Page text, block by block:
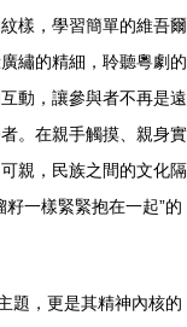
樣，學習簡單的維吾爾
繡的精細，聆聽粵劇的
動，讓參與者不再是遠
。在親手觸摸、親身實
親，民族之間的文化隔
一樣緊緊抱在一起”的
題，更是其精神內核的